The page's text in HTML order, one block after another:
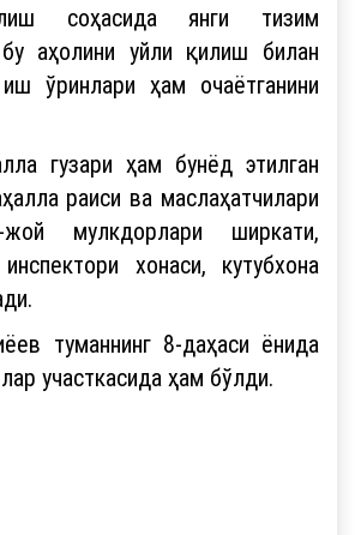
соҳасида янги тизим
бу аҳолини уйли қилиш билан
ўринлари ҳам очаётганини
гузари ҳам бунёд этилган
раиси ва маслаҳатчилари
жой мулкдорлари ширкати,
хонаси, кутубхона
туманнинг 8-даҳаси ёнида
участкасида ҳам бўлди.